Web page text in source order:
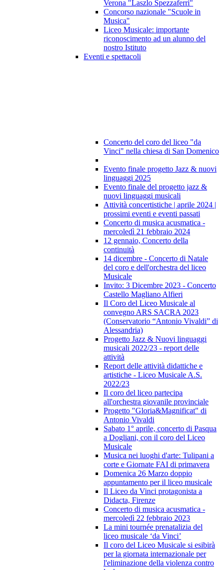
Verona "Laszlo Spezzaferri"
Concorso nazionale "Scuole in
Musica"
Liceo Musicale: importante
riconoscimento ad un alunno del
nostro Istituto
Eventi e spettacoli
Concerto del coro del liceo "da
Vinci" nella chiesa di San Domenico
Evento finale progetto Jazz & nuovi
linguaggi 2025
Evento finale del progetto jazz &
nuovi linguaggi musicali
Attività concertistiche | aprile 2024 |
prossimi eventi e eventi passati
Concerto di musica acusmatica -
mercoledì 21 febbraio 2024
12 gennaio, Concerto della
continuità
14 dicembre - Concerto di Natale
del coro e dell'orchestra del liceo
Musicale
Invito: 3 Dicembre 2023 - Concerto
Castello Magliano Alfieri
Il Coro del Liceo Musicale al
convegno ARS SACRA 2023
(Conservatorio “Antonio Vivaldi” di
Alessandria)
Progetto Jazz & Nuovi linguaggi
musicali 2022/23 - report delle
attività
Report delle attività didattiche e
artistiche - Liceo Musicale A.S.
2022/23
Il coro del liceo partecipa
all'orchestra giovanile provinciale
Progetto "Gloria&Magnificat" di
Antonio Vivaldi
Sabato 1° aprile, concerto di Pasqua
a Dogliani, con il coro del Liceo
Musicale
Musica nei luoghi d'arte: Tulipani a
corte e Giornate FAI di primavera
Domenica 26 Marzo doppio
appuntamento per il liceo musicale
Il Liceo da Vinci protagonista a
Didacta, Firenze
Concerto di musica acusmatica -
mercoledì 22 febbraio 2023
La mini tournée prenatalizia del
liceo musicale ‘da Vinci’
Il coro del Liceo Musicale si esibirà
per la giornata internazionale per
l'eliminazione della violenza contro